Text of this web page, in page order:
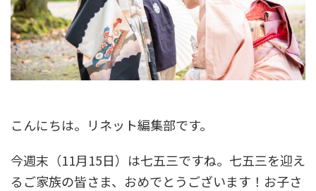
こんにちは。リネット編集部です。
今週末（11月15日）は七五三ですね。七五三を迎え
るご家族の皆さま、おめでとうございます！お子さ